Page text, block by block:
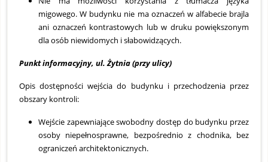
migowego. W budynku nie ma oznaczeń w alfabecie brajla
ani oznaczeń kontrastowych lub w druku powiększonym
dla osób niewidomych i słabowidzących.
Punkt informacyjny, ul. Żytnia (przy ulicy)
Opis dostępności wejścia do budynku i przechodzenia przez
obszary kontroli:
Wejście zapewniające swobodny dostęp do budynku przez
osoby niepełnosprawne, bezpośrednio z chodnika, bez
ograniczeń architektonicznych.